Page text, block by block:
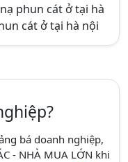
phun cát ở tại hà
cát ở tại hà nội
bá doanh nghiệp,
- NHÀ MUA LỚN khi